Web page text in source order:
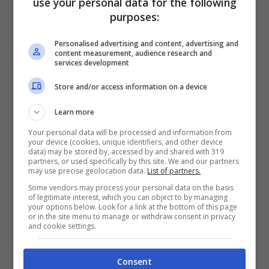
tedesco Max von Pechmann. In una
ha orientato la sua pittura verso il
surrealismo, concentrandosi sulla corrente
dell’arte metafisica, durata fino al tragico
terremoto del 23 novembre 1980 nel sua
paese d’origine, Calabritto appunto.
perdita di alcuni affetti stravolse l’animo
dell’artista che mutò nuovamente il stile, in
una pittura detta più ‘’wild’’.
Da allora Del Guercio diventerà,anno dopo
anno, uno dei massimi esponenti
dell’ipermetafisica in Italia
purposes:
Personalised advertising and content, advertising and
content measurement, audience research and
services development
Store and/or access information on a device
Learn more
Your personal data will be processed and information from
your device (cookies, unique identifiers, and other device
data) may be stored by, accessed by and shared with 319
partners, or used specifically by this site. We and our partners
may use precise geolocation data. List of partners.
Some vendors may process your personal data on the basis
of legitimate interest, which you can object to by managing
your options below. Look for a link at the bottom of this page
or in the site menu to manage or withdraw consent in privacy
and cookie settings.
Consent